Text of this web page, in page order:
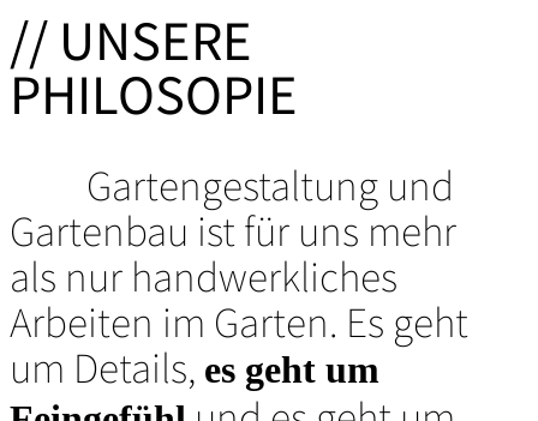
// UNSERE
PHILOSOPIE
Gartengestaltung und
Gartenbau ist für uns mehr
als nur handwerkliches
Arbeiten im Garten. Es geht
um Details, es geht um